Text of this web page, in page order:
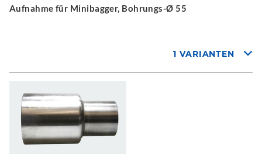
Aufnahme für Minibagger, Bohrungs-Ø 55
1 VARIANTEN